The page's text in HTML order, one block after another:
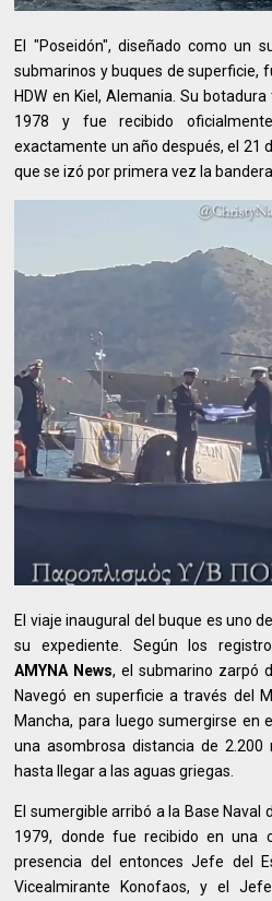
El "Poseidón", diseñado como un
submarinos y buques de superficie,
HDW en Kiel, Alemania. Su
1978 y fue recibido
exactamente un año después, el 21
que se izó por primera vez la
El viaje inaugural del buque es uno
su expediente. Según los
AMYNA News, el submarino zarpó
Navegó en superficie a través del
Mancha, para luego sumergirse en
una asombrosa distancia de
hasta llegar a las aguas griegas.
El sumergible arribó a la Base Naval
1979, donde fue recibido en una
presencia del entonces Jefe del
Vicealmirante Konofaos, y el